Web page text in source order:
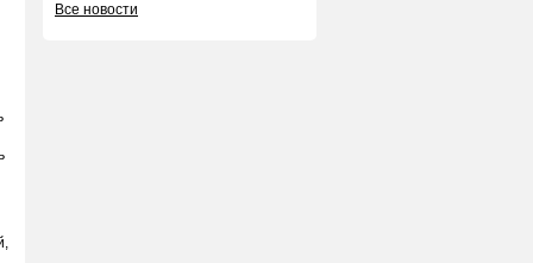
Все новости